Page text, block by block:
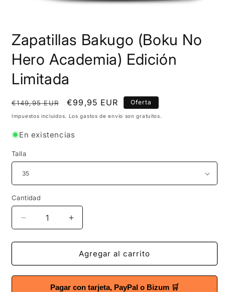
multimedia
1
en
una
ventana
modal
Zapatillas Bakugo (Boku No
Hero Academia) Edición
Limitada
Precio
habitual
€149,95 EUR
Precio
de
€99,95 EUR Oferta
Impuestos incluidos. Los gastos de envío son gratuitos.
En existencias
Talla
Cantidad
Cantidad
Reducir
cantidad
para
Bakugo
(Boku
Aumentar
cantidad
para
Zapatillas
Bakugo
(Boku
No
Agregar al carrito
Pagar con tarjeta, PayPal o Bizum 🛒